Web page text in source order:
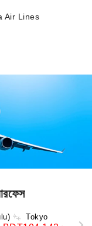
Air Lines
Tokyo